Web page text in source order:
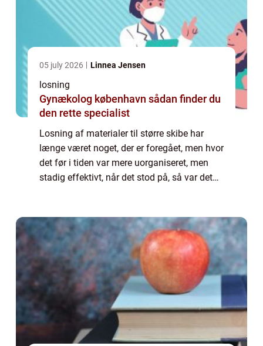
05 july 2026 Linnea Jensen
losning
Gynækolog københavn sådan finder du
den rette specialist
Losning af materialer til større skibe har
længe været noget, der er foregået, men hvor
det før i tiden var mere uorganiseret, men
stadig effektivt, når det stod på, så var det